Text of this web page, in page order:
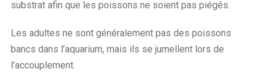
substrat afin que les poissons ne soient pas piégés.
Les adultes ne sont généralement pas des poissons
bancs dans l’aquarium, mais ils se jumellent lors de
l’accouplement.